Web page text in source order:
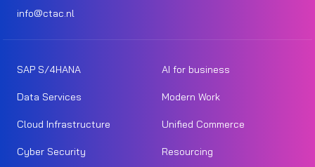
info@ctac.nl
SAP S/4HANA AI for business
Data Services Modern Work
Cloud Infrastructure Unified Commerce
Cyber Security Resourcing